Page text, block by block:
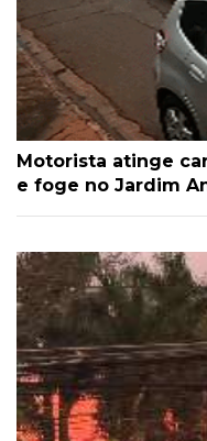
Motorista atinge
e foge no Jardim